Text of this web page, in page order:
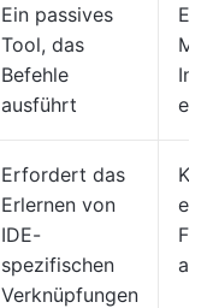
Ein passives
Tool, das
Befehle
ausführt
Erfordert das
Erlernen von
IDE-
spezifischen
Verknüpfungen